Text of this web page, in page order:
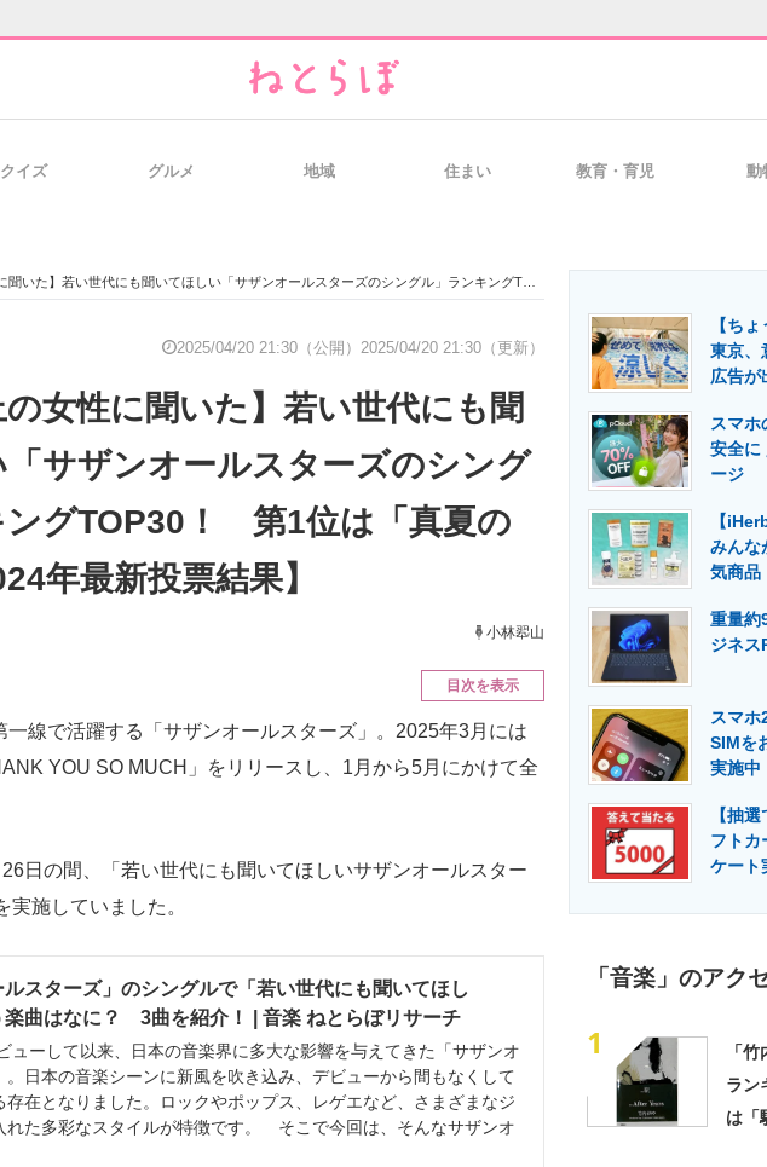
経営リーダーのコミュニティ マ
製造業のIT導入・活用を支援
クトロニクス専門サイト 電子設計の基本と応用 エネルギーの専門メディア 建
クイズ グルメ 地域 住まい 教育・育児 動
若い世代にも聞いてほしい「サザンオールスターズのシングル」ランキングTOP30！ 第1位は「真夏の果実」【2024年最新投票結果】
2025/04/20 21:30（公開） 2025/04/20 21:30（更新）
の女性に聞いた】若い世代にも聞
サザンオールスターズのシング
ングTOP30！ 第1位は「真夏の
年最新投票結果】
小林翆山
目次を表示
線で活躍する「サザンオールスターズ」。2025年3月には
YOU SO MUCH」をリリースし、1月から5月にかけて全
日の間、「若い世代にも聞いてほしいサザンオールスター
施していました。
ルスターズ」のシングルで「若い世代にも聞いてほし
楽曲はなに？ 3曲を紹介！ | 音楽 ねとらぼリサーチ
ーして以来、日本の音楽界に多大な影響を与えてきた「サザンオ
。日本の音楽シーンに新風を吹き込み、デビューから間もなくして
存在となりました。ロックやポップス、レゲエなど、さまざまなジ
れた多彩なスタイルが特徴です。 そこで今回は、そんなサザンオ
【ち
東京、
広告が
スマホ
安全に
ージ
【
みんな
気商品
重量約
ジネス
スマ
SIMを
実施中
【抽
フトカ
ケート
「音楽」のアク
1
「
ラン
は「